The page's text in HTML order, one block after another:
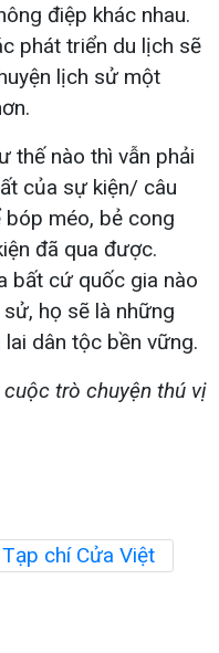
điệp khác nhau.
phát triển du lịch sẽ
lịch sử một
thế nào thì vẫn phải
của sự kiện/ câu
méo, bẻ cong
đã qua được.
bất cứ quốc gia nào
họ sẽ là những
dân tộc bền vững.
trò chuyện thú vị
Tạp chí Cửa Việt